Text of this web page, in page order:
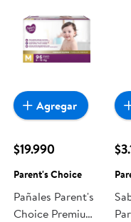
$19.990
Parent's Choice
Pañales Parent's
Choice Premium
Agregar